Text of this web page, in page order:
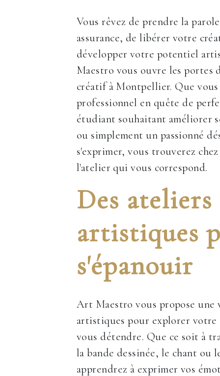
Vous rêvez de prendre la
assurance, de libérer votre
développer votre potentiel
Maestro vous ouvre les portes
créatif à Montpellier. Que vous
professionnel en quête de
étudiant souhaitant améliorer
ou simplement un passionné
s'exprimer, vous trouverez
l'atelier qui vous correspond.
Des ateliers
artistiques
s'épanouir
Art Maestro vous propose une
artistiques pour explorer
vous détendre. Que ce soit à
la bande dessinée, le chant ou
apprendrez à exprimer vos